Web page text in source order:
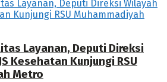
Layanan, Deputi Direksi
Kesehatan Kunjungi RSU
Metro